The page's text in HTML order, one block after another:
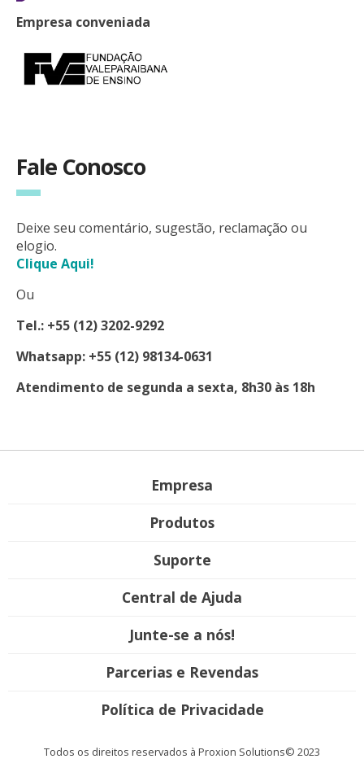
Empresa conveniada
Fale Conosco
Deixe seu comentário, sugestão, reclamação ou
elogio.
Clique Aqui!
Ou
Tel.: +55 (12) 3202-9292
Whatsapp: +55 (12) 98134-0631
Atendimento de segunda a sexta, 8h30 às 18h
Empresa
Produtos
Suporte
Central de Ajuda
Junte-se a nós!
Parcerias e Revendas
Política de Privacidade
Todos os direitos reservados à Proxion Solutions© 2023